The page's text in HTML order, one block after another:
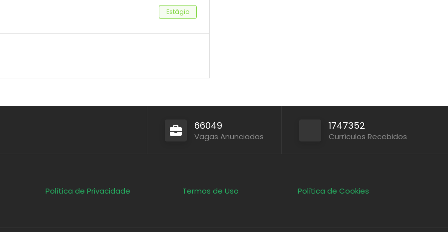
Estágio
66049
Vagas Anunciadas
1747352
Currículos Recebidos
Política de Privacidade Termos de Uso Política de Cookies